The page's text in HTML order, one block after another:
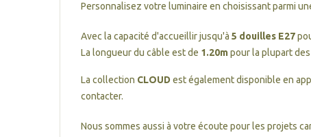
Personnalisez votre luminaire en choisissant parmi
Avec la capacité d'accueillir jusqu'à 5 douilles E27
La longueur du câble est de 1.20mpour la plupart
La collection CLOUD est également disponible en
contacter.
Nous sommes aussi à votre écoute pour les projets